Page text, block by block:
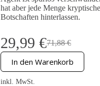
hat aber jede Menge kryptische
Botschaften hinterlassen.
71,88€
Ursprünglicher
war:
71,88 €
29,99 €
Aktueller
ist:
29,99 €.
In den Warenkorb
inkl. MwSt.